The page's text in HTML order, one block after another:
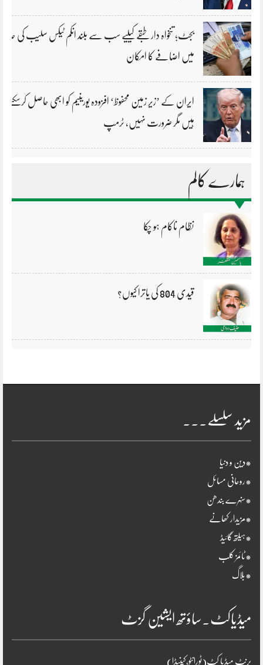
بجٹ؛ تنخواہ دار طبقے کیلیے سب سے بلند انکم ٹیکس سلیب کی حد
میں اضافے کا امکان
ایران کے ’زیر زمین محفوظ‘ افزودہ یورینیم کو ابھی حاصل کرسکتے
ہیں مگر ضرورت نہیں، ٹرمپ
ہمارے کالم
نظام ناکام ہو چکا
قیدی 804 کی یاترا کیوں؟
مزید سلسلے۔۔۔
*دین و دنیا
*روحانی مسائل
*سنہرے بندھن
*مزیدار کھانے
*ہیلتھ گائیڈ
*ٹائمز کلب
*بلاگ
میڈیاکٹ۔ساؤتھ ایشین گزٹ
پرنٹ میڈیا کٹ(ٹورانٹو،کینیڈا)